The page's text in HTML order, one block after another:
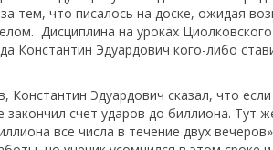
тем, что писалось на доске, ожидая
Дисциплина на уроках
Константин Эдуардович кого-либо
Эдуардович сказал, что
счет ударов до биллиона. Тут
все числа в течение двух